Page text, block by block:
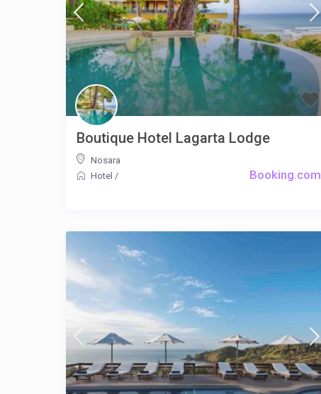
Booking.com
Boutique Hotel Lagarta Lodge
Nosara
Hotel /